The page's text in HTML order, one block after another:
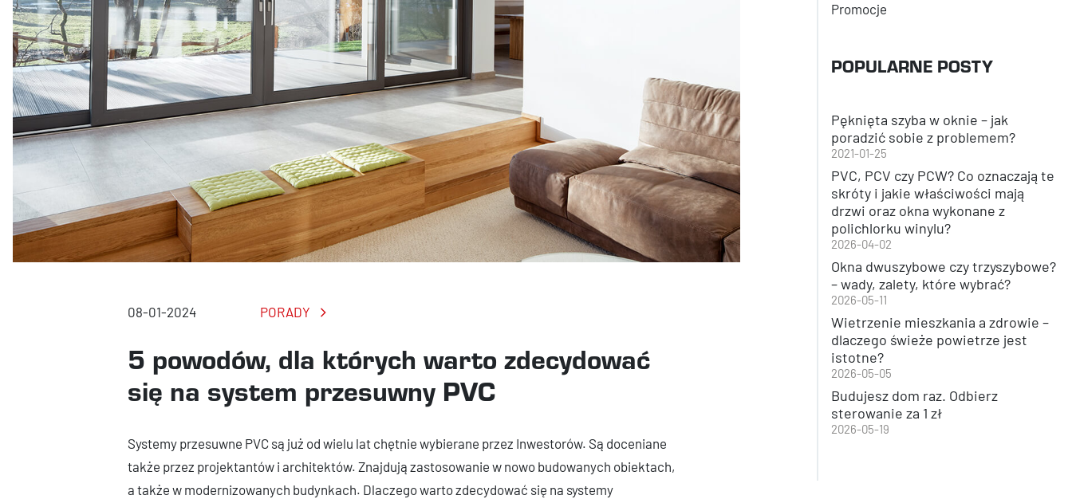
08-01-2024 PORADY
5 powodów, dla których warto zdecydować
się na system przesuwny PVC
Systemy przesuwne PVC są już od wielu lat chętnie wybierane przez Inwestorów. Są doceniane
także przez projektantów i architektów. Znajdują zastosowanie w nowo budowanych obiektach,
a także w modernizowanych budynkach. Dlaczego warto zdecydować się na systemy
Promocje
POPULARNE POSTY
Pęknięta szyba w oknie – jak
poradzić sobie z problemem?
2021-01-25
PVC, PCV czy PCW? Co oznaczają te
skróty i jakie właściwości mają
drzwi oraz okna wykonane z
polichlorku winylu?
2026-04-02
Okna dwuszybowe czy trzyszybowe?
– wady, zalety, które wybrać?
2026-05-11
Wietrzenie mieszkania a zdrowie –
dlaczego świeże powietrze jest
istotne?
2026-05-05
Budujesz dom raz. Odbierz
sterowanie za 1 zł
2026-05-19